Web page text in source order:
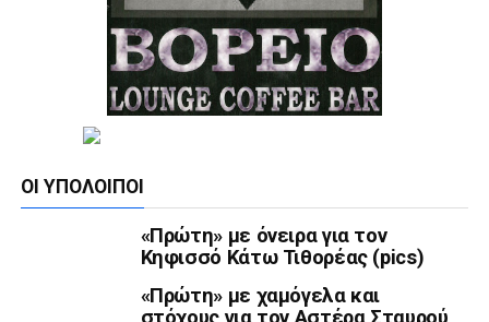
ΟΙ ΥΠΌΛΟΙΠΟΙ
«Πρώτη» με όνειρα για τον
Κηφισσό Κάτω Τιθορέας (pics)
«Πρώτη» με χαμόγελα και
στόχους για τον Αστέρα Σταυρού